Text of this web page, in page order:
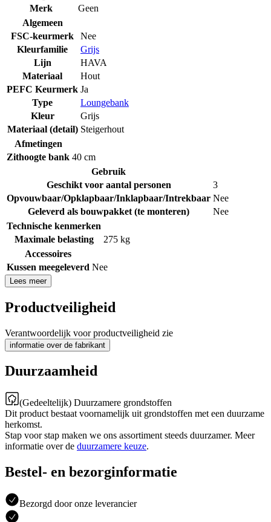
Merk
Geen
Algemeen
FSC-keurmerk
Nee
Kleurfamilie
Grijs
Lijn
HAVA
Materiaal
Hout
PEFC Keurmerk Ja
Type
Loungebank
Kleur
Grijs
Materiaal (detail) Steigerhout
Afmetingen
Zithoogte bank 40 cm
Gebruik
Geschikt voor aantal personen
3
Opvouwbaar/Opklapbaar/Inklapbaar/Intrekbaar Nee
Geleverd als bouwpakket (te monteren)
Nee
Technische kenmerken
Maximale belasting
275 kg
Accessoires
Kussen meegeleverd Nee
Lees meer
Productveiligheid
Verantwoordelijk voor productveiligheid zie
informatie over de fabrikant
Duurzaamheid
(Gedeeltelijk) Duurzamere grondstoffen
Dit product bestaat voornamelijk uit grondstoffen met een duurzame
herkomst.
Stap voor stap maken we ons assortiment steeds duurzamer. Meer
informatie over de duurzamere keuze.
Bestel- en bezorginformatie
Bezorgd door onze leverancier